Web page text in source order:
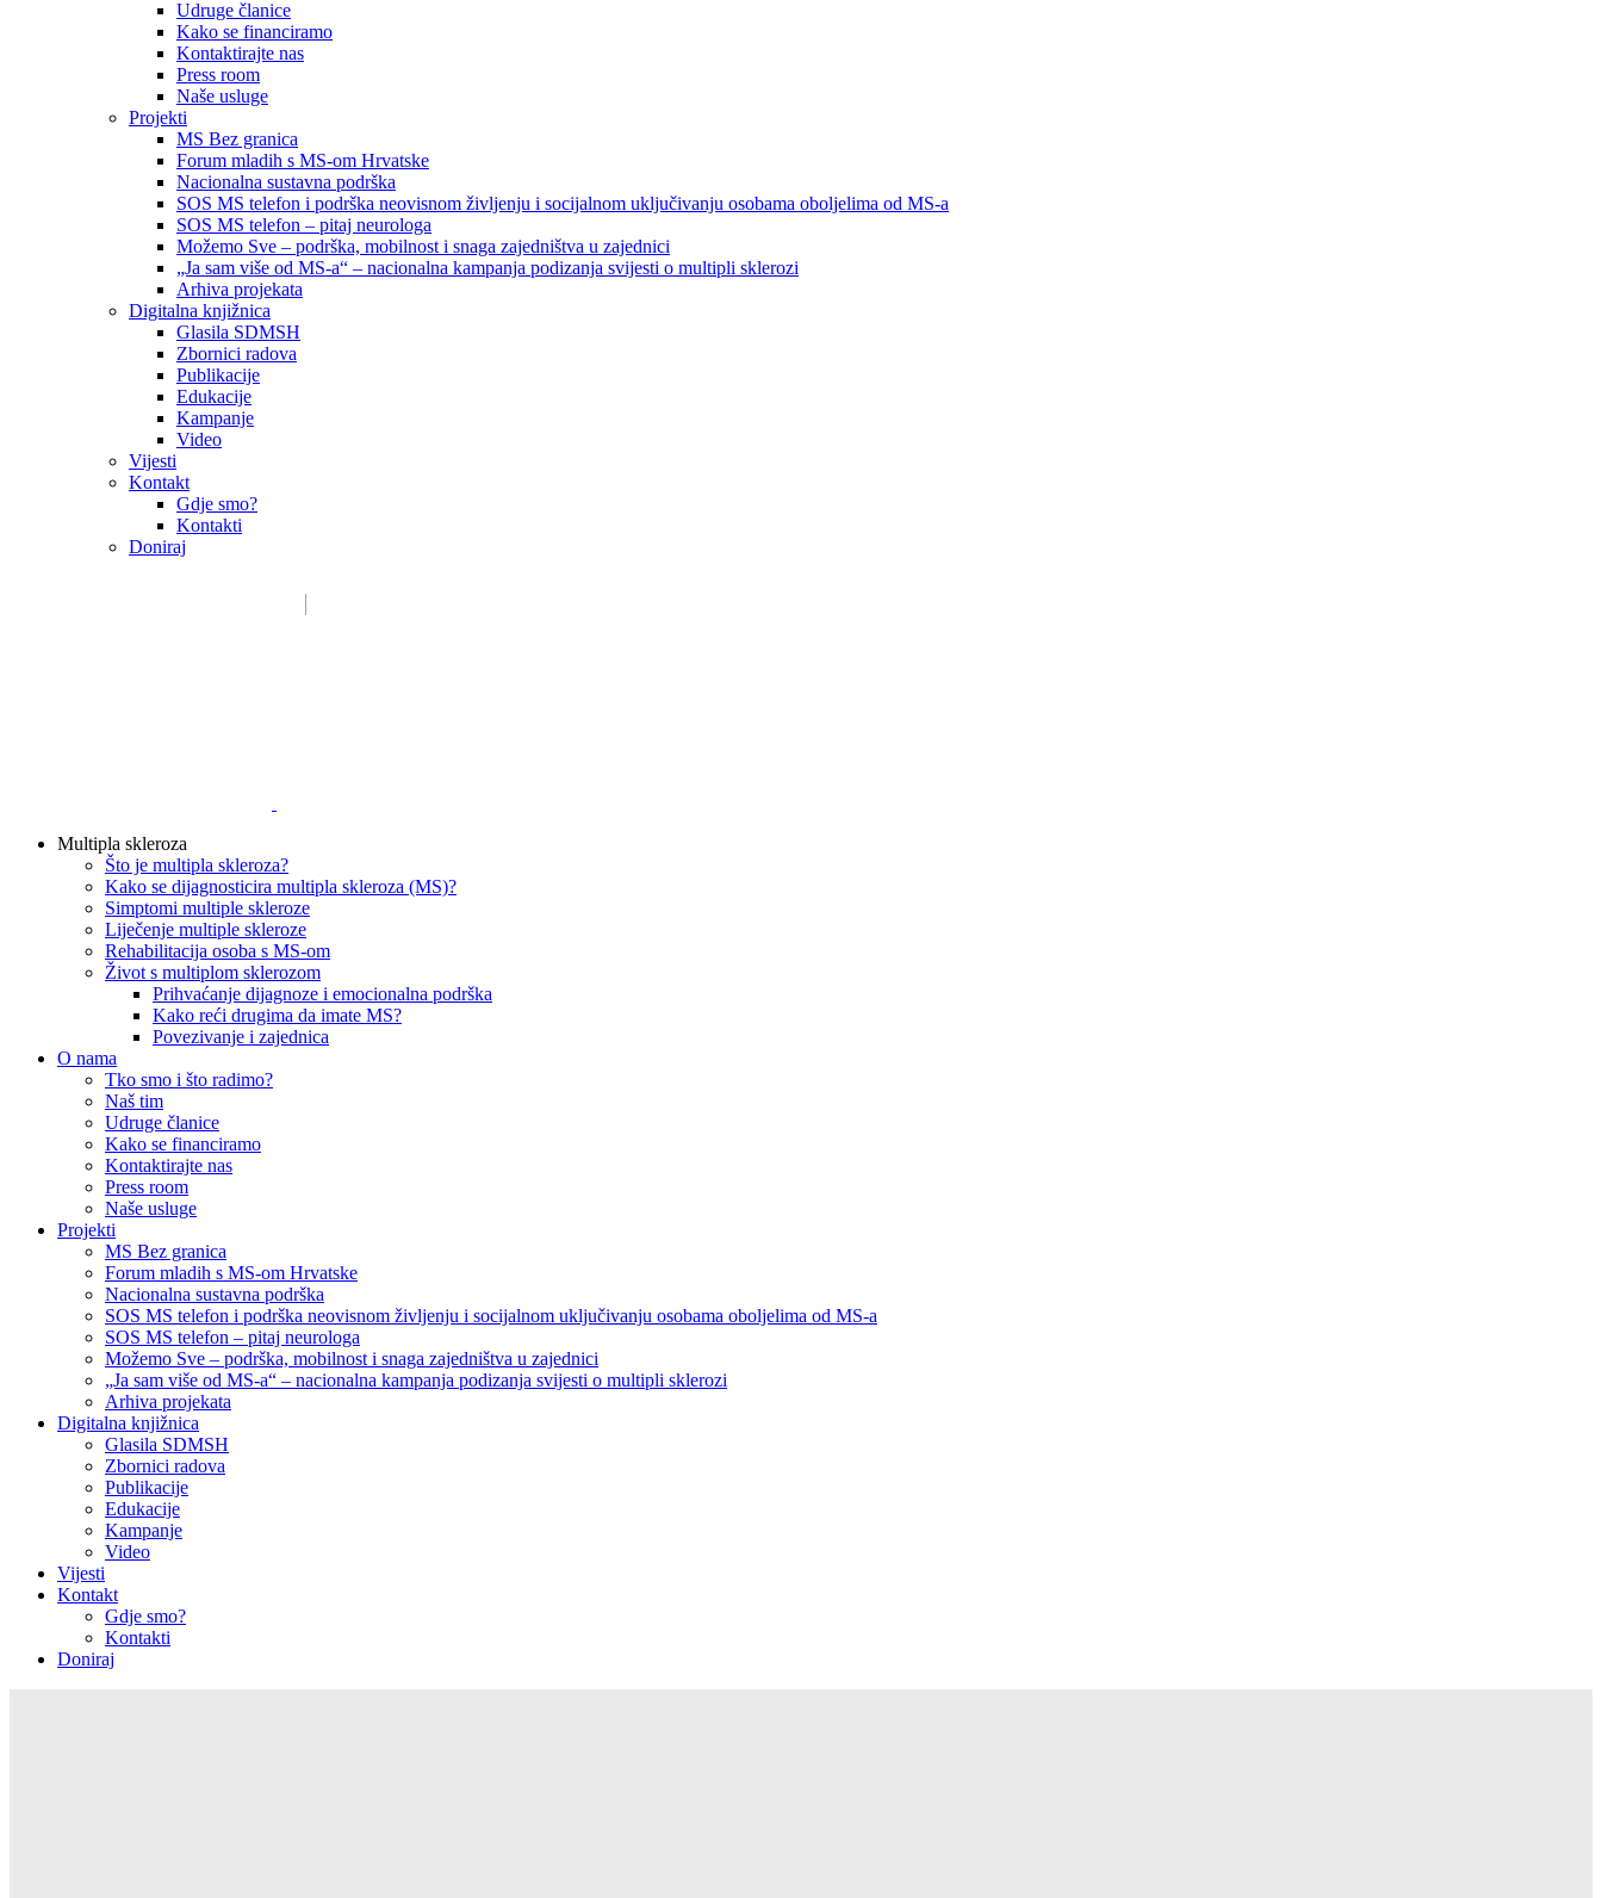
Udruge članice
Kako se financiramo
Kontaktirajte nas
Press room
Naše usluge
Projekti
MS Bez granica
Forum mladih s MS-om Hrvatske
Nacionalna sustavna podrška
SOS MS telefon i podrška neovisnom življenju i socijalnom uključivanju osobama oboljelima od MS-a
SOS MS telefon – pitaj neurologa
Možemo Sve – podrška, mobilnost i snaga zajedništva u zajednici
„Ja sam više od MS-a“ – nacionalna kampanja podizanja svijesti o multipli sklerozi
Arhiva projekata
Digitalna knjižnica
Glasila SDMSH
Zbornici radova
Publikacije
Edukacije
Kampanje
Video
Vijesti
Kontakt
Gdje smo?
Kontakti
Doniraj
Multipla skleroza
Što je multipla skleroza?
Kako se dijagnosticira multipla skleroza (MS)?
Simptomi multiple skleroze
Liječenje multiple skleroze
Rehabilitacija osoba s MS-om
Život s multiplom sklerozom
Prihvaćanje dijagnoze i emocionalna podrška
Kako reći drugima da imate MS?
Povezivanje i zajednica
O nama
Tko smo i što radimo?
Naš tim
Udruge članice
Kako se financiramo
Kontaktirajte nas
Press room
Naše usluge
Projekti
MS Bez granica
Forum mladih s MS-om Hrvatske
Nacionalna sustavna podrška
SOS MS telefon i podrška neovisnom življenju i socijalnom uključivanju osobama oboljelima od MS-a
SOS MS telefon – pitaj neurologa
Možemo Sve – podrška, mobilnost i snaga zajedništva u zajednici
„Ja sam više od MS-a“ – nacionalna kampanja podizanja svijesti o multipli sklerozi
Arhiva projekata
Digitalna knjižnica
Glasila SDMSH
Zbornici radova
Publikacije
Edukacije
Kampanje
Video
Vijesti
Kontakt
Gdje smo?
Kontakti
Doniraj